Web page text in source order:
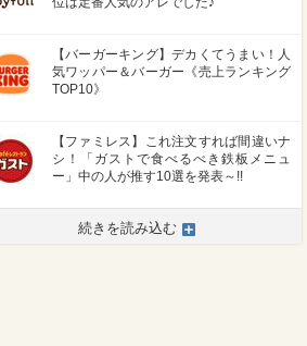
【バーガーキング】デカくてうまい！人
気ワッパー＆バーガー《売上ランキング
TOP10》
【ファミレス】これ注文すれば間違いナ
シ！「ガストで食べるべき鉄板メニュ
ー」中の人が推す10選を発表～!!
続きを読み込む